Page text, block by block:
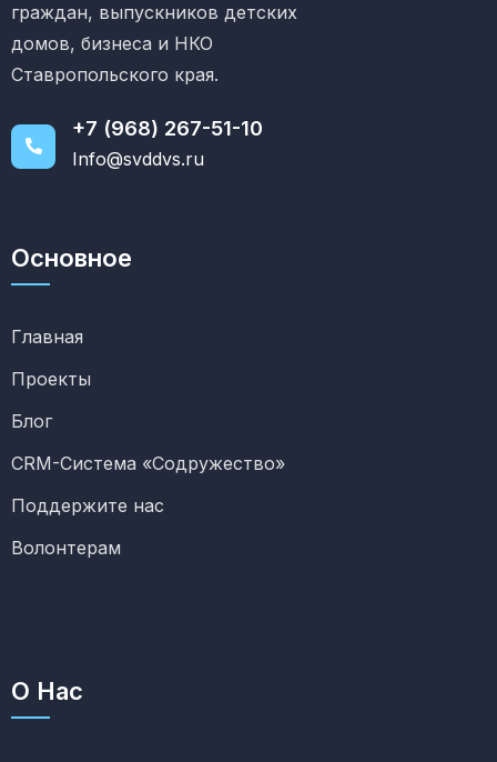
граждан, выпускников детских
домов, бизнеса и НКО
Ставропольского края.
+7 (968) 267-51-10
Info@svddvs.ru
Основное
Главная
Проекты
Блог
CRM-Система «Содружество»
Поддержите нас
Волонтерам
О Нас